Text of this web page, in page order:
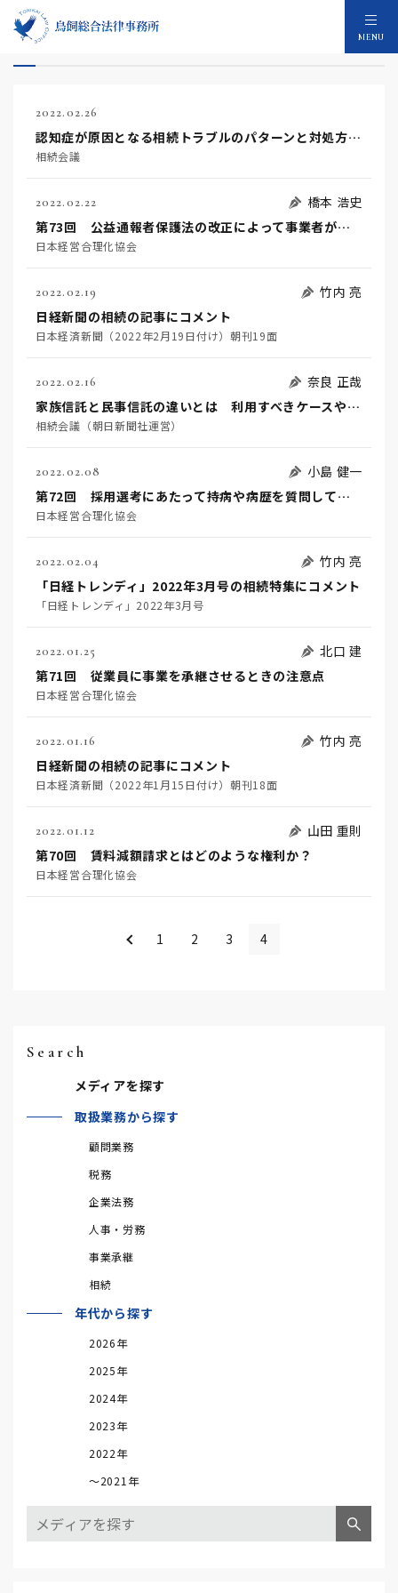
MENU
2022年のメディア：39件
2022.02.26
認知症が原因となる相続トラブルのパターンと対処方法を弁護士が解説
相続会議
2022.02.22
橋本 浩史
第73回 公益通報者保護法の改正によって事業者がとるべき措置とは？！
日本経営合理化協会
2022.02.19
竹内 亮
日経新聞の相続の記事にコメント
日本経済新聞（2022年2月19日付け）朝刊19面
2022.02.16
奈良 正哉
家族信託と民事信託の違いとは 利用すべきケースや手続きの進め方
相続会議（朝日新聞社運営）
2022.02.08
小島 健一
第72回 採用選考にあたって持病や病歴を質問してよいか
日本経営合理化協会
2022.02.04
竹内 亮
「日経トレンディ」2022年3月号の相続特集にコメント
「日経トレンディ」2022年3月号
2022.01.25
北口 建
第71回 従業員に事業を承継させるときの注意点
日本経営合理化協会
2022.01.16
竹内 亮
日経新聞の相続の記事にコメント
日本経済新聞（2022年1月15日付け）朝刊18面
2022.01.12
山田 重則
第70回 賃料減額請求とはどのような権利か？
日本経営合理化協会
1 2 3 4
Search
メディアを探す
取扱業務から探す
顧問業務
税務
企業法務
人事・労務
事業承継
相続
年代から探す
2026年
2025年
2024年
2023年
2022年
～2021年